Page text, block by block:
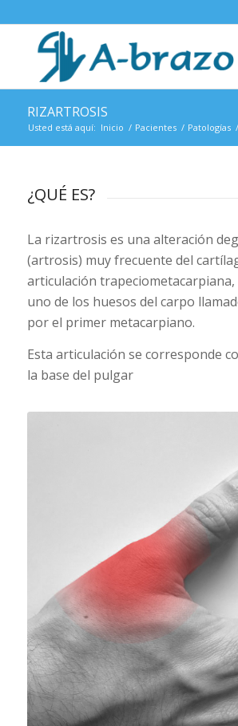
RIZARTROSIS
Usted está aquí: Inicio / Pacientes / Patologías /
¿QUÉ ES?
La rizartrosis es una alteración
(artrosis) muy frecuente del
articulación
uno de los huesos del carpo
por el primer metacarpiano.
Esta articulación se corresponde
la base del pulgar